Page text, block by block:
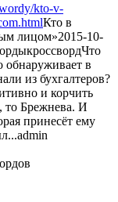
kto-v-
Кто в
лицом»2015-10-
кроссвордЧто
обнаруживает в
из бухгалтеров?
и корчить
то Брежнева. И
принесёт ему
admin